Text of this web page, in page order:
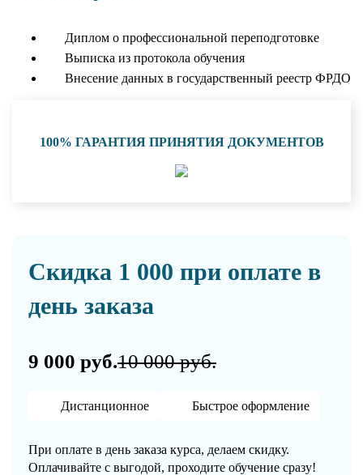
Диплом о профессиональной переподготовке
Выписка из протокола обучения
Внесение данных в государственный реестр ФРДО
100% ГАРАНТИЯ ПРИНЯТИЯ ДОКУМЕНТОВ
Скидка 1 000 при оплате в
день заказа
9 000 руб.10 000 руб.
Дистанционное Быстрое оформление
При оплате в день заказа курса, делаем скидку.
Оплачивайте с выгодой, проходите обучение сразу!